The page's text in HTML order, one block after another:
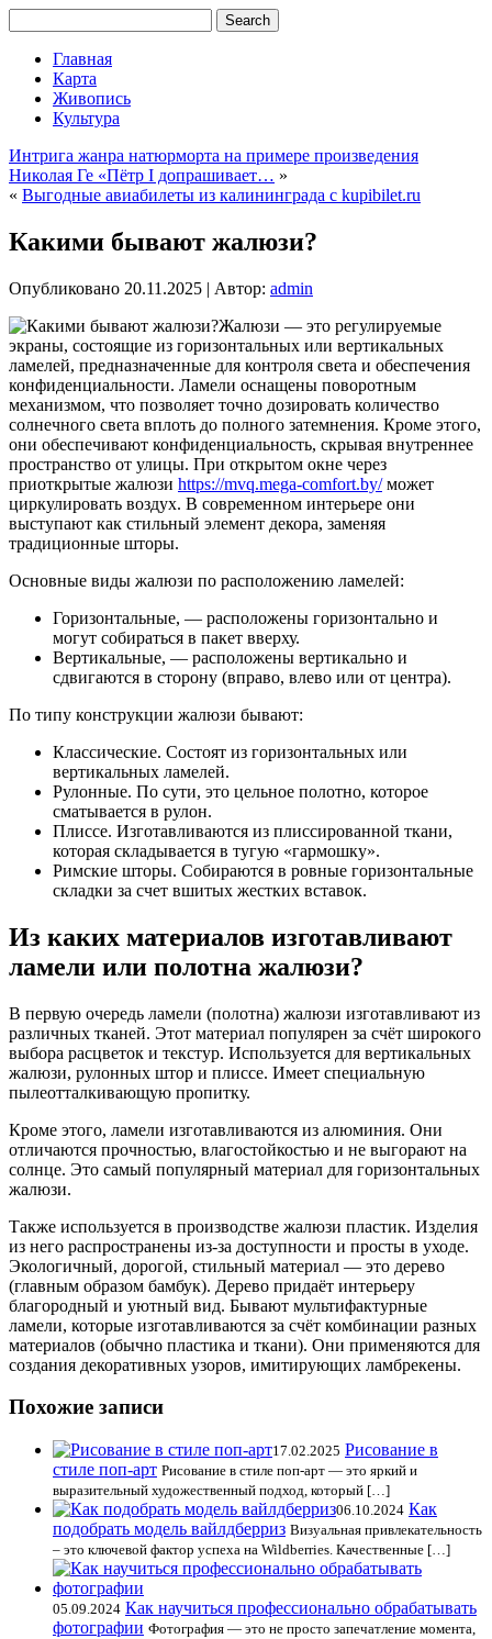
Главная
Карта
Живопись
Культура
Интрига жанра натюрморта на примере произведения
Николая Ге «Пётр I допрашивает… »
« Выгодные авиабилеты из калининграда с kupibilet.ru
Какими бывают жалюзи?
Опубликовано 20.11.2025 | Автор: admin
Жалюзи — это регулируемые
экраны, состоящие из горизонтальных или вертикальных
ламелей, предназначенные для контроля света и обеспечения
конфиденциальности. Ламели оснащены поворотным
механизмом, что позволяет точно дозировать количество
солнечного света вплоть до полного затемнения. Кроме этого,
они обеспечивают конфиденциальность, скрывая внутреннее
пространство от улицы. При открытом окне через
приоткрытые жалюзи https://mvq.mega-comfort.by/может
циркулировать воздух. В современном интерьере они
выступают как стильный элемент декора, заменяя
традиционные шторы.
Основные виды жалюзи по расположению ламелей:
Горизонтальные, — расположены горизонтально и
могут собираться в пакет вверху.
Вертикальные, — расположены вертикально и
сдвигаются в сторону (вправо, влево или от центра).
По типу конструкции жалюзи бывают:
Классические. Состоят из горизонтальных или
вертикальных ламелей.
Рулонные. По сути, это цельное полотно, которое
сматывается в рулон.
Плиссе. Изготавливаются из плиссированной ткани,
которая складывается в тугую «гармошку».
Римские шторы. Собираются в ровные горизонтальные
складки за счет вшитых жестких вставок.
Из каких материалов изготавливают
ламели или полотна жалюзи?
В первую очередь ламели (полотна) жалюзи изготавливают из
различных тканей. Этот материал популярен за счёт широкого
выбора расцветок и текстур. Используется для вертикальных
жалюзи, рулонных штор и плиссе. Имеет специальную
пылеотталкивающую пропитку.
Кроме этого, ламели изготавливаются из алюминия. Они
отличаются прочностью, влагостойкостью и не выгорают на
солнце. Это самый популярный материал для горизонтальных
жалюзи.
Также используется в производстве жалюзи пластик. Изделия
из него распространены из-за доступности и просты в уходе.
Экологичный, дорогой, стильный материал — это дерево
(главным образом бамбук). Дерево придаёт интерьеру
благородный и уютный вид. Бывают мультифактурные
ламели, которые изготавливаются за счёт комбинации разных
материалов (обычно пластика и ткани). Они применяются для
создания декоративных узоров, имитирующих ламбрекены.
Похожие записи
17.02.2025 Рисование в
стиле поп-арт Рисование в стиле поп-арт — это яркий и
выразительный художественный подход, который […]
06.10.2024 Как
подобрать модель вайлдберриз Визуальная привлекательность
– это ключевой фактор успеха на Wildberries. Качественные […]
05.09.2024 Как научиться профессионально обрабатывать
фотографии Фотография — это не просто запечатление момента,